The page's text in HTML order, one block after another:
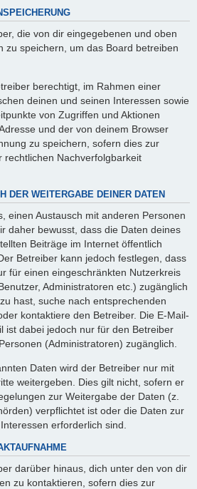
die von dir eingegebenen und oben
zu speichern, um das Board betreiben
berechtigt, im Rahmen einer
deinen und seinen Interessen sowie
von Zugriffen und Aktionen
und der von deinem Browser
zu speichern, sofern dies zur
Nachverfolgbarkeit
DER WEITERGABE DEINER DATEN
einen Austausch mit anderen Personen
daher bewusst, dass die Daten deines
Beiträge im Internet öffentlich
Betreiber kann jedoch festlegen, dass
für einen eingeschränkten Nutzerkreis
Administratoren etc.) zugänglich
hast, suche nach entsprechenden
kontaktiere den Betreiber. Die E-Mail-
ist dabei jedoch nur für den Betreiber
(Administratoren) zugänglich.
Daten wird der Betreiber nur mit
weitergeben. Dies gilt nicht, sofern er
zur Weitergabe der Daten (z.
verpflichtet ist oder die Daten zur
erforderlich sind.
darüber hinaus, dich unter den von dir
zu kontaktieren, sofern dies zur